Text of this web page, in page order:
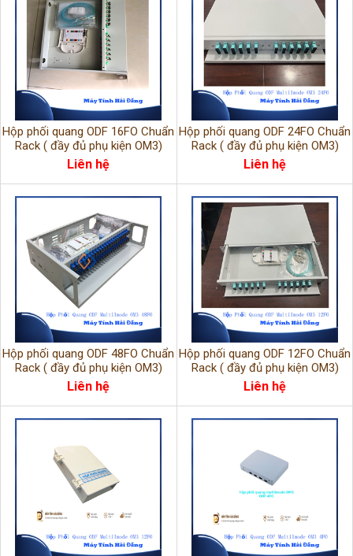
Hộp phối quang ODF 16FO Chuẩn
Rack ( đầy đủ phụ kiện OM3)
Liên hệ
Hộp phối quang ODF 24FO Chuẩn
Rack ( đầy đủ phụ kiện OM3)
Liên hệ
Hộp phối quang ODF 48FO Chuẩn
Rack ( đầy đủ phụ kiện OM3)
Liên hệ
Hộp phối quang ODF 12FO Chuẩn
Rack ( đầy đủ phụ kiện OM3)
Liên hệ